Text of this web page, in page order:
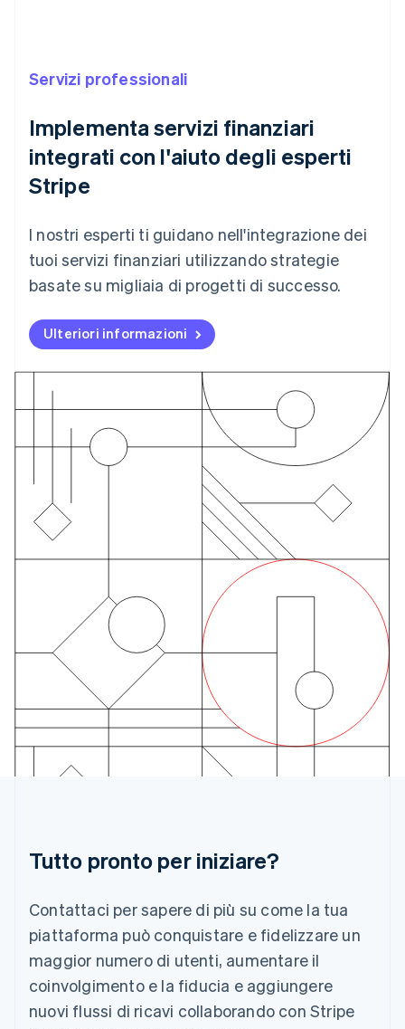
Servizi professionali
Implementa servizi finanziari
integrati con l'aiuto degli esperti
Stripe
I nostri esperti ti guidano nell'integrazione dei
tuoi servizi finanziari utilizzando strategie
basate su migliaia di progetti di successo.
Ulteriori informazioni
Tutto pronto per iniziare?
Contattaci per sapere di più su come la tua
piattaforma può conquistare e fidelizzare un
maggior numero di utenti, aumentare il
coinvolgimento e la fiducia e aggiungere
nuovi flussi di ricavi collaborando con Stripe
Austria
Belgio
NederlandsFrançaisDeutschEnglish
Brasile
Português
Bulgaria
Canada
EnglishFrançais
Cina continentale
简体中文 English
Croazia
EnglishItaliano
Danimarca
Emirati Arabi Uniti
Estonia
English
English
Francia
Français
Germania
Giappone
English
Gibilterra
English
Grecia
English
Italia
DeutschEnglish
English
Lussemburgo
Français Deutsch English
Malaysia
English 简体中文
Malta
English